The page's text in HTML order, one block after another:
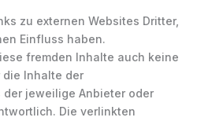
zu externen Websites Dritter,
Einfluss haben.
fremden Inhalte auch keine
die Inhalte der
jeweilige Anbieter oder
Die verlinkten